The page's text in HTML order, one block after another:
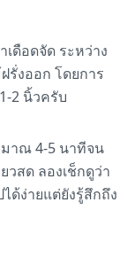
ดือดจัด ระหว่าง
รั่งออก โดยการ
2 นิ้วครับ
มาณ 4-5 นาทีจน
วสด ลองเช็กดูว่า
ด้ง่ายแต่ยังรู้สึกถึง